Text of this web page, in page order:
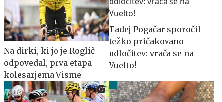
Na dirki, ki jo je Roglič
odpovedal, prva etapa
kolesarjema Visme
Tadej Pogačar sporočil
težko pričakovano
odločitev: vrača se na
Vuelto!